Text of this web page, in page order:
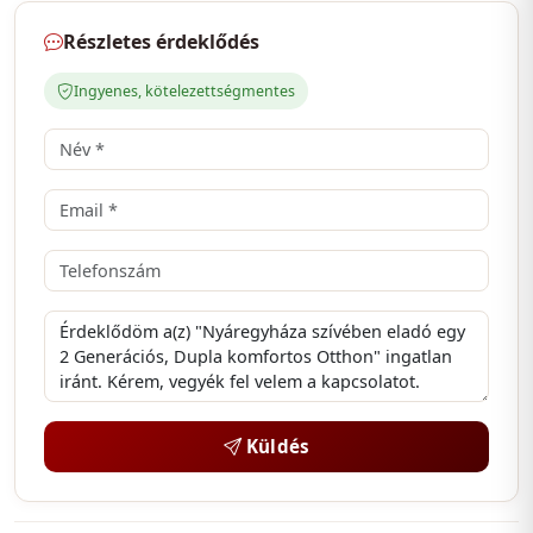
Közlekedés: A háztól néhány percre található a
buszmegálló, ahonnan rövid idő alatt elérhető a pilisi
vasútállomás. Innen az új, klimatizált vonatokkal
mindössze kb. 30 perc alatt a Nyugati pályaudvarra
lehet jutni. Budapest autóval 35-40 perc alatt
elérhető.
Ha felkeltette érdeklődését ez az ingatlan, keressen
minket bizalommal, és örömmel mutatjuk be a
lehetőségeket személyesen is!
A Custom Dream Home teljes körű ügyintézéssel áll
eladók és vevők rendelkezésére – ingatlanközvetítés
Részletes érdeklődés
Ingyenes, kötelezettségmentes
Küldés